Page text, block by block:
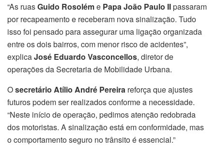
“As ruasGuido Rosoléme Papa João Paulo IIpassaram
por recapeamento e receberam nova sinalização. Tudo
isso foi pensado para assegurar uma ligação organizada
entre os dois bairros, com menor risco de acidentes”,
explicaJosé Eduardo Vasconcellos, diretor de
operações da Secretaria de Mobilidade Urbana.
Osecretário Atílio André Pereira reforça que ajustes
futuros podem ser realizados conforme a necessidade.
“Neste início de operação, pedimos atenção redobrada
dos motoristas. A sinalização está em conformidade, mas
o comportamento seguro no trânsito é essencial.”